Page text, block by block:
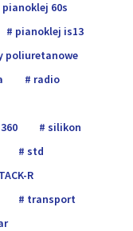
pianoklej 60s
pianoklej is13
poliuretanowe
radio
silikon
std
TACK-R
transport